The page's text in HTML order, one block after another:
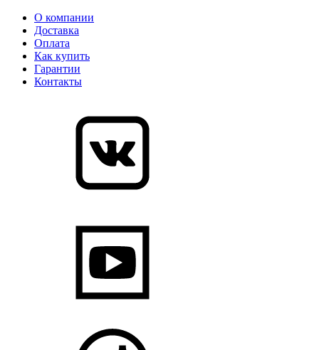
О компании
Доставка
Оплата
Как купить
Гарантии
Контакты